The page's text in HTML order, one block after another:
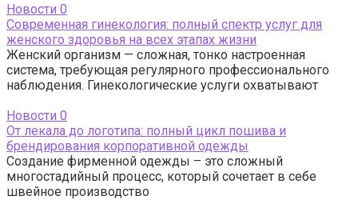
Новости 0
Современная гинекология: полный спектр услуг для
женского здоровья на всех этапах жизни
Женский организм — сложная, тонко настроенная
система, требующая регулярного профессионального
наблюдения. Гинекологические услуги охватывают
Новости 0
От лекала до логотипа: полный цикл пошива и
брендирования корпоративной одежды
Создание фирменной одежды – это сложный
многостадийный процесс, который сочетает в себе
швейное производство